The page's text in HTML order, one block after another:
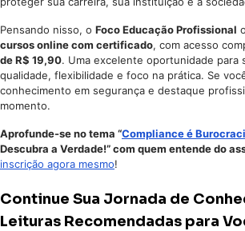
Pensando nisso, o Foco Educação Profissional
cursos online com certificado, com acesso
de R$ 19,90. Uma excelente oportunidade para
qualidade, flexibilidade e foco na prática. Se
conhecimento em segurança e destaque
momento.
Aprofunde-se no tema “Compliance é
Descubra a Verdade!” com quem entende do
inscrição agora mesmo!
Continue Sua Jornada de
Leituras Recomendadas para